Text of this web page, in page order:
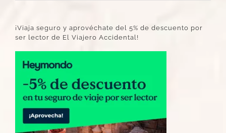
¡Viaja seguro y aprovéchate del 5% de descuento por
ser lector de El Viajero Accidental!